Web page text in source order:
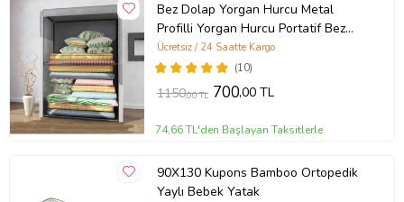
Bez Dolap Yorgan Hurcu Metal
Profilli Yorgan Hurcu Portatif Bez
Dolap Çelik Profilli Gri Renk (Gri)
(10)
Ücretsiz / 24 Saatte Kargo
1150,00 TL 700,00 TL
74,66 TL'den Başlayan Taksitlerle
90X130 Kupons Bamboo Ortopedik
Yaylı Bebek Yatak